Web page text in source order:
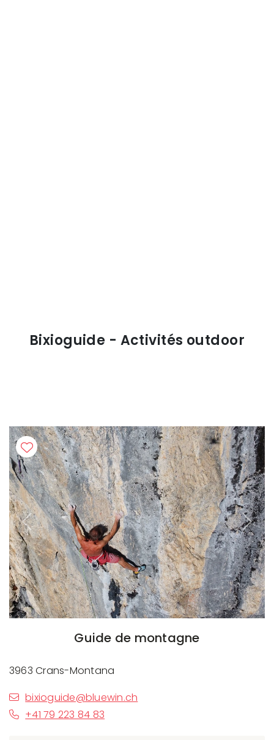
Bixioguide - Activités outdoor
Previous Next
Guide de montagne
3963 Crans-Montana
bixioguide@bluewin.ch
+41 79 223 84 83